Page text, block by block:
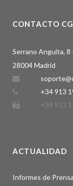
CONTACTO
Serrano Anguita, 8
28004 Madrid
+34 913
+34 913
ACTUALIDAD
Informes de Prensa